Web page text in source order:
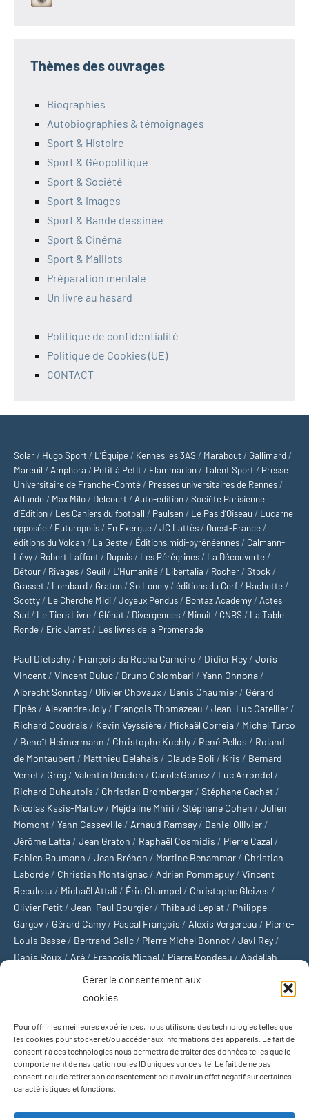
Gérer le consentement aux
cookies
Pour offrir les meilleures expériences, nous utilisons des technologies telles que
les cookies pour stocker et/ou accéder aux informations des appareils. Le fait de
consentir à ces technologies nous permettra de traiter des données telles que le
comportement de navigation ou les ID uniques sur ce site. Le fait de ne pas
consentir ou de retirer son consentement peut avoir un effet négatif sur certaines
caractéristiques et fonctions.
Thèmes des ouvrages
Biographies
Autobiographies & témoignages
Sport & Histoire
Sport & Géopolitique
Sport & Société
Sport & Images
Sport & Bande dessinée
Sport & Cinéma
Sport & Maillots
Préparation mentale
Un livre au hasard
Politique de confidentialité
Politique de Cookies (UE)
CONTACT
Solar / Hugo Sport / L’Équipe / Kennes les 3AS / Marabout / Gallimard /
Mareuil / Amphora / Petit à Petit / Flammarion /Talent Sport / Presse
Universitaire de Franche-Comté / Presses universitaires de Rennes /
Atlande / Max Milo / Delcourt / Auto-édition /Société Parisienne
d'Édition / Les Cahiers du football / Paulsen / Le Pas d’Oiseau / Lucarne
opposée / Futuropolis / En Exergue /JC Lattès / Ouest-France /
éditions du Volcan / La Geste / Éditions midi-pyrénéennes / Calmann-
Lévy / Robert Laffont / Dupuis / Les Pérégrines / La Découverte /
Détour / Rivages /Seuil / L'Humanité / Libertalia / Rocher /Stock /
Grasset / Lombard / Graton /So Lonely /éditions du Cerf / Hachette /
Scotty / Le Cherche Midi /Joyeux Pendus / Bontaz Academy / Actes
Sud / Le Tiers Livre / Glénat / Divergences / Minuit / CNRS / La Table
Ronde / Eric Jamet / Les livres de la Promenade
Paul Dietschy / François da Rocha Carneiro / Didier Rey / Joris
Vincent / Vincent Duluc / Bruno Colombari / Yann Ohnona /
Albrecht Sonntag / Olivier Chovaux / Denis Chaumier / Gérard
Ejnès / Alexandre Joly / François Thomazeau / Jean-Luc Gatellier /
Richard Coudrais / Kevin Veyssière / Mickaël Correia / Michel Turco
/ Benoît Heimermann / Christophe Kuchly / René Pellos / Roland
de Montaubert / Matthieu Delahais / Claude Boli / Kris / Bernard
Verret / Greg / Valentin Deudon / Carole Gomez / Luc Arrondel /
Richard Duhautois / Christian Bromberger / Stéphane Gachet /
Nicolas Kssis-Martov / Mejdaline Mhiri / Stéphane Cohen / Julien
Momont / Yann Casseville / Arnaud Ramsay / Daniel Ollivier /
Jérôme Latta / Jean Graton / Raphaël Cosmidis / Pierre Cazal /
Fabien Baumann / Jean Bréhon / Martine Benammar / Christian
Laborde / Christian Montaignac / Adrien Pommepuy / Vincent
Reculeau / Michaël Attali / Éric Champel / Christophe Gleizes /
Olivier Petit / Jean-Paul Bourgier / Thibaud Leplat / Philippe
Gargov / Gérard Camy / Pascal François / Alexis Vergereau / Pierre-
Louis Basse / Bertrand Galic / Pierre Michel Bonnot / Javi Rey /
Denis Roux / Aré / François Michel / Pierre Rondeau / Abdellah
Michaël Delépine
Football/ Cyclisme/Tous les sports/Jeux olympiques/Rugby/
Basket-ball/Sports US/Boxe/Tennis/Bateaux/Formule 1/
Moto/Natation/Sports d'hiver/Marathon/Trail/Automobile
Baseball/Golf/Athlétisme